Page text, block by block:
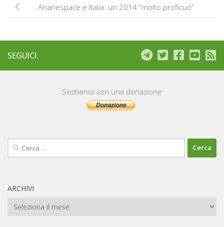
Arianespace e Italia: un 2014 “molto proficuo”
SEGUICI:
Sostienici con una donazione
Ricerca
per:
ARCHIVI
Archivi